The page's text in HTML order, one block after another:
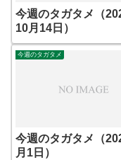
今週のタガタメ（
10月14日）
今週のタガタメ
今週のタガタメ（
月1日）